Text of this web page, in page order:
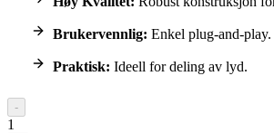
Brukervennlig: Enkel plug-and-play.
Praktisk: Ideell for deling av lyd.
-
1